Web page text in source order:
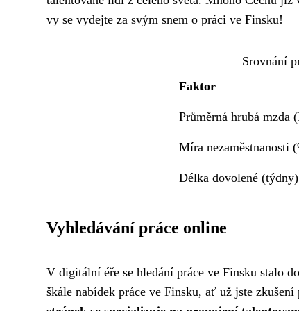
vy se vydejte za svým snem o práci ve Finsku!
Srovnání
Faktor
Průměrná hrubá mzda
Míra nezaměstnanosti
Délka dovolené (týdny)
Vyhledávání práce online
V digitální éře se hledání práce ve Finsku stalo
škále nabídek práce ve Finsku, ať už jste